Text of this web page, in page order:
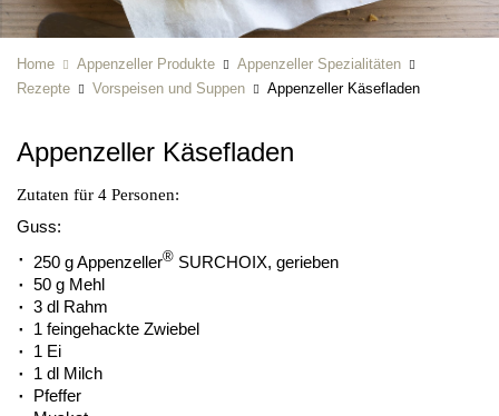
Home Appenzeller Produkte
Appenzeller Spezialitäten
Rezepte
Vorspeisen und Suppen Appenzeller Käsefladen
Appenzeller Käsefladen
Zutaten für 4 Personen:
Guss:
250 g Appenzeller® SURCHOIX, gerieben
50 g Mehl
3 dl Rahm
1 feingehackte Zwiebel
1 Ei
1 dl Milch
Pfeffer